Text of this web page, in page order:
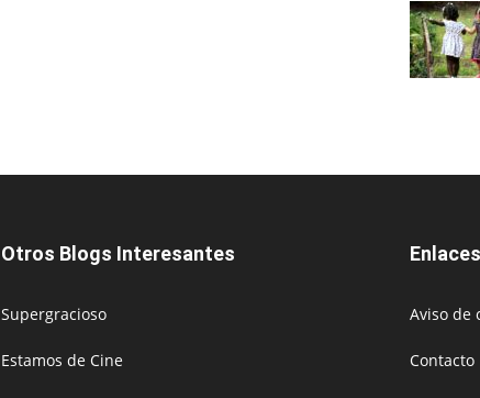
Otros Blogs Interesantes
Supergracioso
Estamos de Cine
Aviso de
Contacto